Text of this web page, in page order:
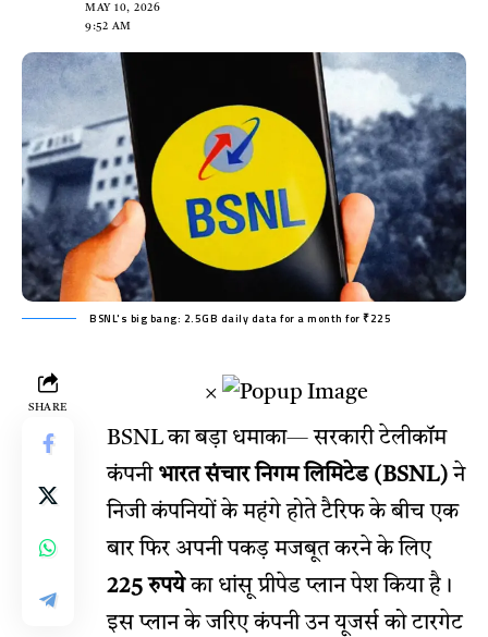
MAY 10, 2026
9:52 AM
BSNL's big bang: 2.5GB daily data for a month for ₹225
SHARE
×
BSNL का बड़ा धमाका— सरकारी टेलीकॉम
कंपनी भारत संचार निगम लिमिटेड (BSNL) ने
निजी कंपनियों के महंगे होते टैरिफ के बीच एक
बार फिर अपनी पकड़ मजबूत करने के लिए
225 रुपयेका धांसू प्रीपेड प्लान पेश किया है।
इस प्लान के जरिए कंपनीउन यूजर्स को टारगेट